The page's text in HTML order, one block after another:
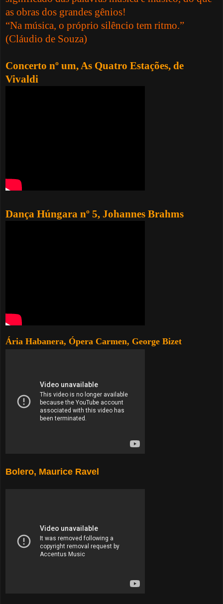
as obras dos grandes gênios!
“Na música, o próprio silêncio tem ritmo.”
(Cláudio de Souza)
Concerto nº um, As Quatro Estações, de
Vivaldi
Dança Húngara nº 5, Johannes Brahms
Ária Habanera, Ópera Carmen, George Bizet
Bolero, Maurice Ravel